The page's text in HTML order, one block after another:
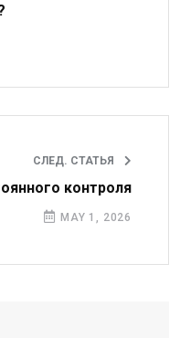
СЛЕД. СТАТЬЯ
контроля
MAY 1, 2026